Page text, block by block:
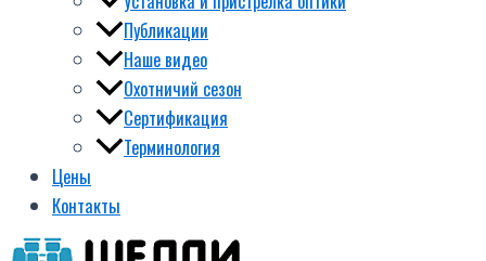
Публикации
Наше видео
Охотничий сезон
Сертификация
Терминология
Цены
Контакты